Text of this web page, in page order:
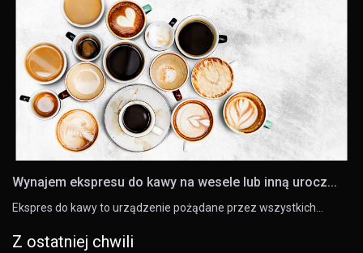
Wynajem ekspresu do kawy na wesele lub inną urocz...
Ekspres do kawy to urządzenie pożądane przez wszystkich…
Z ostatniej chwili